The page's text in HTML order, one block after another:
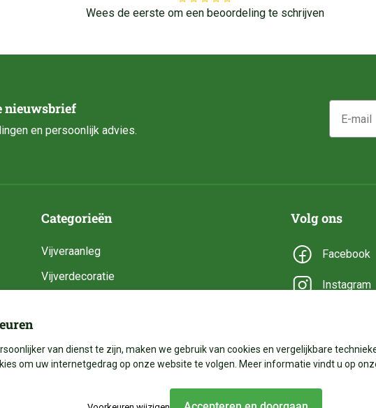
Wees de eerste om een beoordeling te schrijven
nieuwsbrief
en persoonlijk advies.
E-mail
Categorieën
Vijveraanleg
Vijverdecoratie
Vijverbenodigdheden
Volg ons
Facebook
Instagram
van dienst te zijn, maken we gebruik van cookies en vergelijkbare
om uw internetgedrag op onze website te volgen. Meer informatie vindt u op